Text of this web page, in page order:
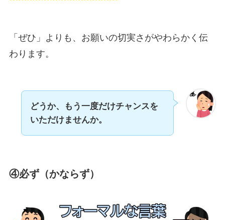
「ぜひ」よりも、お願いの切実さがやわらかく伝
わります。
どうか、もう一度だけチャンスを
いただけませんか。
④必ず（かならず）